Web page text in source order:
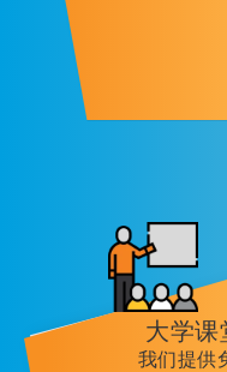
大学课
我们提供